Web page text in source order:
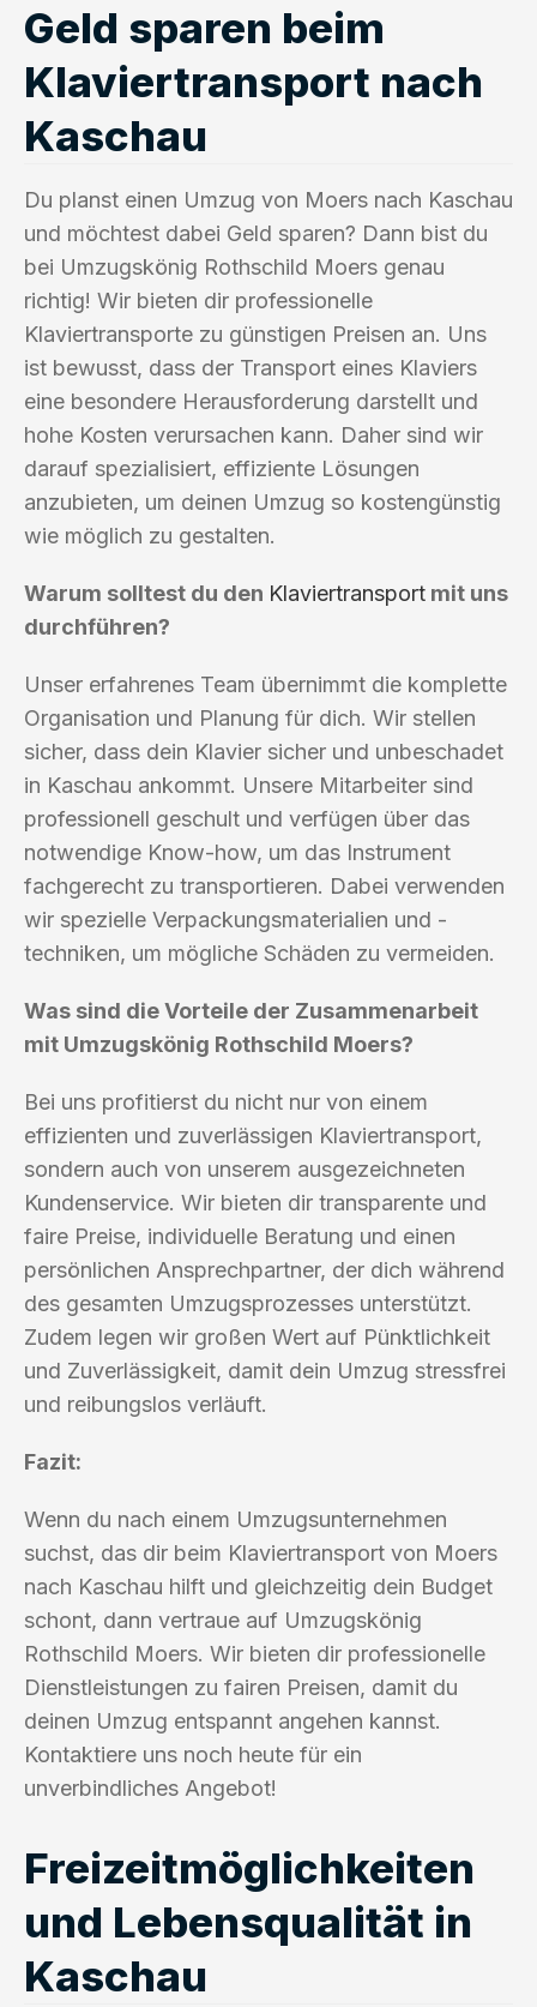
Geld sparen beim
Klaviertransport nach
Kaschau
Du planst einen Umzug von Moers nach Kaschau
und möchtest dabei Geld sparen? Dann bist du
bei Umzugskönig Rothschild Moers genau
richtig! Wir bieten dir professionelle
Klaviertransporte zu günstigen Preisen an. Uns
ist bewusst, dass der Transport eines Klaviers
eine besondere Herausforderung darstellt und
hohe Kosten verursachen kann. Daher sind wir
darauf spezialisiert, effiziente Lösungen
anzubieten, um deinen Umzug so kostengünstig
wie möglich zu gestalten.
Warum solltest du den Klaviertransport mit uns
durchführen?
Unser erfahrenes Team übernimmt die komplette
Organisation und Planung für dich. Wir stellen
sicher, dass dein Klavier sicher und unbeschadet
in Kaschau ankommt. Unsere Mitarbeiter sind
professionell geschult und verfügen über das
notwendige Know-how, um das Instrument
fachgerecht zu transportieren. Dabei verwenden
wir spezielle Verpackungsmaterialien und -
techniken, um mögliche Schäden zu vermeiden.
Was sind die Vorteile der Zusammenarbeit
mit Umzugskönig Rothschild Moers?
Bei uns profitierst du nicht nur von einem
effizienten und zuverlässigen Klaviertransport,
sondern auch von unserem ausgezeichneten
Kundenservice. Wir bieten dir transparente und
faire Preise, individuelle Beratung und einen
persönlichen Ansprechpartner, der dich während
des gesamten Umzugsprozesses unterstützt.
Zudem legen wir großen Wert auf Pünktlichkeit
und Zuverlässigkeit, damit dein Umzug stressfrei
und reibungslos verläuft.
Fazit:
Wenn du nach einem Umzugsunternehmen
suchst, das dir beim Klaviertransport von Moers
nach Kaschau hilft und gleichzeitig dein Budget
schont, dann vertraue auf Umzugskönig
Rothschild Moers. Wir bieten dir professionelle
Dienstleistungen zu fairen Preisen, damit du
deinen Umzug entspannt angehen kannst.
Kontaktiere uns noch heute für ein
unverbindliches Angebot!
Freizeitmöglichkeiten
und Lebensqualität in
Kaschau